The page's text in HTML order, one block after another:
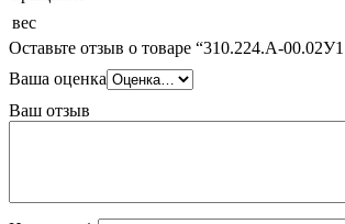
вес
Оставьте отзыв о товаре “310.224.А-
Ваша оценка
Ваш отзыв